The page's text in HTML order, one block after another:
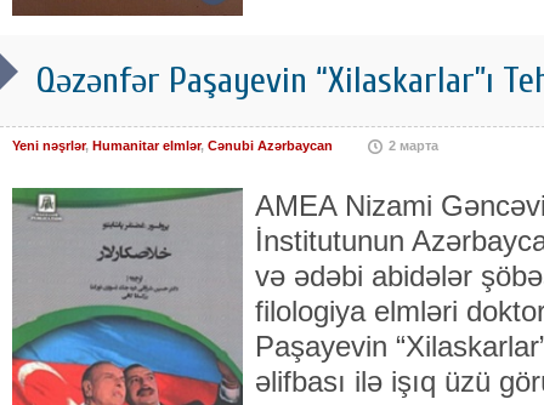
Qəzənfər Paşayevin “Xilaskarlar”ı
Yeni nəşrlər, Humanitar elmlər, Cənubi Azərbaycan 2 марта
AMEA Nizami
İnstitutunun
və ədəbi abidələr
filologiya elmləri
Paşayevin
əlifbası ilə işıq üzü